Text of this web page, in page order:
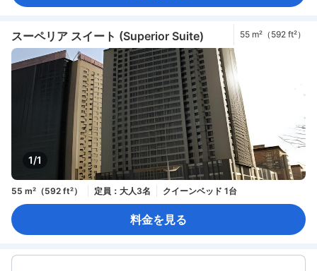
スーペリア スイート (Superior Suite) 55 m²（592 ft²）
1/1
55 m²（592 ft²） 定員：大人3名 クイーンベッド 1台
料金を見る